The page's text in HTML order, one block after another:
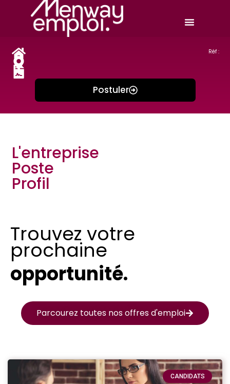
Réf :
Postuler
L'entreprise
Poste
Profil
CANDIDATS
Trouvez votre
prochaine
opportunité.
Parcourez toutes nos offres d'emploi